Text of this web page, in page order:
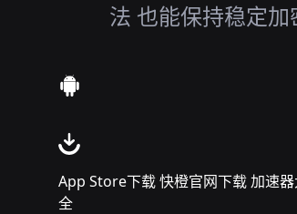
法 也能保持稳定加
App Store下载 快橙官网下载 加速器
全